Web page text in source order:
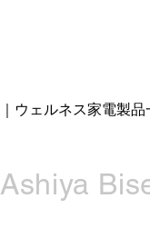
｜ウェルネス家電製品
Ashiya